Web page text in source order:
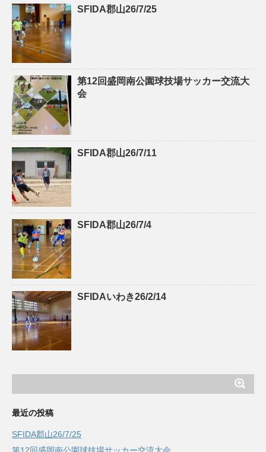
SFIDA郡山26/7/25
第12回盛岡南公園球技場サッカー交流大
会
SFIDA郡山26/7/11
SFIDA郡山26/7/4
SFIDAいわき26/2/14
最近の投稿
SFIDA郡山26/7/25